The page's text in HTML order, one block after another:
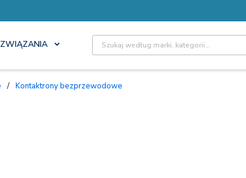
Site Search
/ Kontaktrony bezprzewodowe